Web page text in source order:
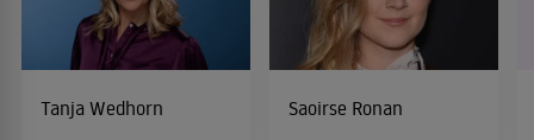
Tanja Wedhorn Saoirse Ronan